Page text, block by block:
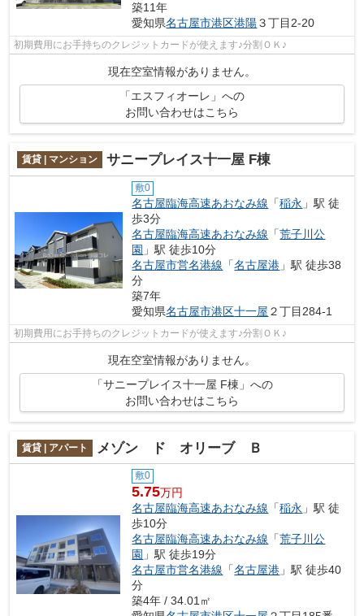
築11年
愛知県名古屋市港区港陽３丁目2-20
初期費用にお手持ちのクレジットカードが使えます♪分割ＯＫ♪
現在空室情報がありません。
「エスフィオーレ」への
お問い合わせはこちら
賃貸 | マンション サニープレイス十一屋 F棟
敷0
名古屋臨海高速あおなみ線 「稲永 」駅 徒
歩3分
名古屋臨海高速あおなみ線 「荒子川公
園 」駅 徒歩10分
名古屋市営名港線 「名古屋港 」駅 徒歩38
分
築7年
愛知県名古屋市港区十一屋 ２丁目284-1
初期費用にお手持ちのクレジットカードが使えます♪分割ＯＫ♪
現在空室情報がありません。
「サニープレイス十一屋 F棟」への
お問い合わせはこちら
賃貸 | アパート メゾン ド オリーブ Ｂ
敷0
5.75万円
名古屋臨海高速あおなみ線 「稲永 」駅 徒
歩10分
名古屋臨海高速あおなみ線 「荒子川公
園 」駅 徒歩19分
名古屋市営名港線 「名古屋港 」駅 徒歩40
分
築4年 / 34.01㎡